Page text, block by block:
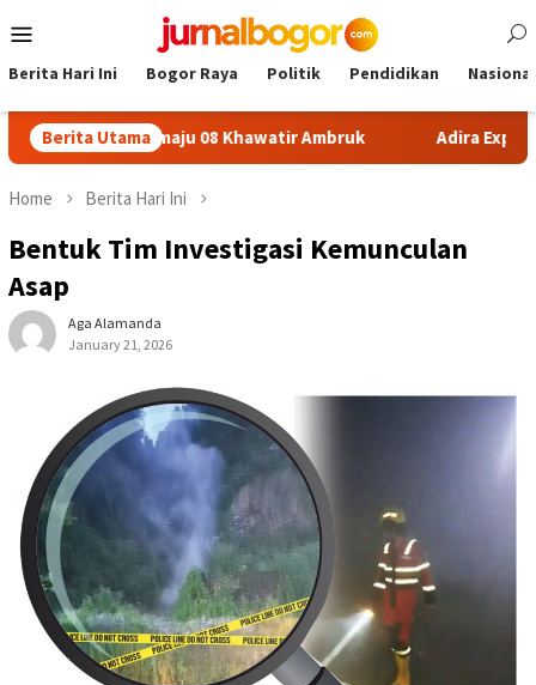
to
Menu
Berita Hari Ini Bogor Raya Politik Pendidikan Nasional
Berita Utama
Sukamaju 08 Khawatir Ambruk Adira Expo Merdeka
Home Berita Hari Ini
Bentuk Tim Investigasi Kemunculan
Asap
Aga Alamanda
January 21, 2026